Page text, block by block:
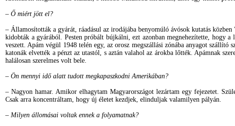
– Ő miért jött el?
– Államosították a gyárát, ráadásul az irodájába benyomúló ávósok kutatás
kidobták a gyárából. Pesten próbált bújkálni, ezt azonban megnehezítette, hogy
veszett. Apám végül 1948 telén egy, az orosz megszállási zónába anyagot
katonák elvették a pénzt az utastól, s aztán valahol az árokba lőtték. Apámnak
halálosan szerelmes volt bele.
– Ön mennyi idő alatt tudott megkapaszkodni Amerikában?
– Nagyon hamar. Amikor elhagytam Magyarországot lezártam egy fejezetet.
Csak arra koncentráltam, hogy új életet kezdjek, elinduljak valamilyen pályán.
– Milyen állomásai voltak ennek a folyamatnak?